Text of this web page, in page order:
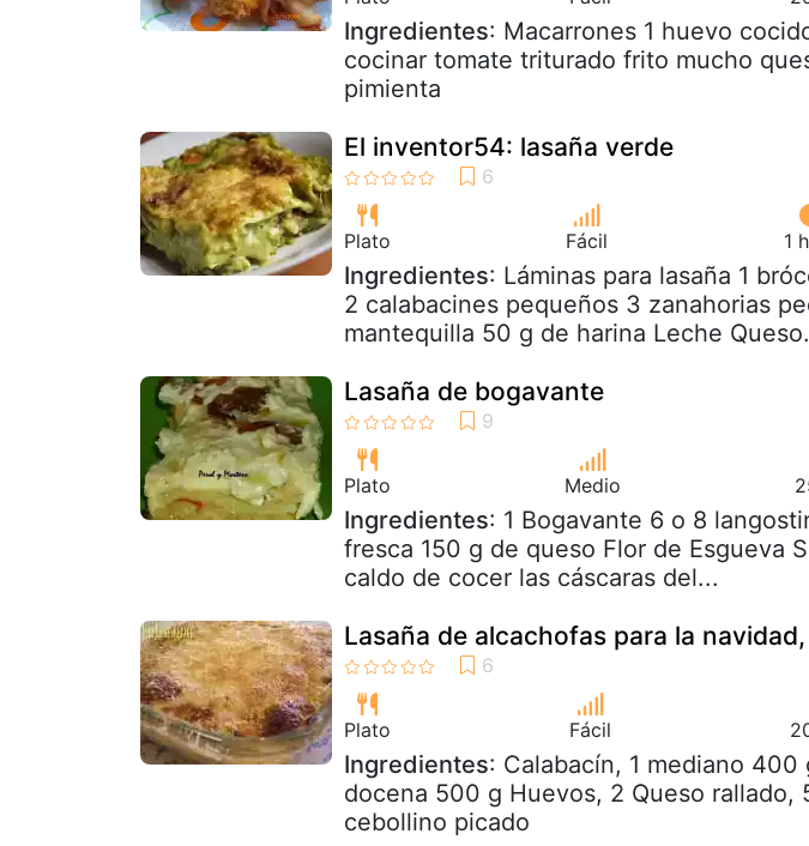
Ingredientes: Macarrones 1 huevo
cocinar tomate triturado frito mucho
pimienta
El inventor54: lasaña verde
Plato Fácil 1
Ingredientes: Láminas para lasaña 1
2 calabacines pequeños 3 zanahorias
mantequilla 50 g de harina Leche
Lasaña de bogavante
Plato Medio
Ingredientes: 1 Bogavante 6 o 8
fresca 150 g de queso Flor de Esgueva
caldo de cocer las cáscaras del...
Lasaña de alcachofas para la
Plato Fácil
Ingredientes: Calabacín, 1 mediano 400
docena 500 g Huevos, 2 Queso rallado,
cebollino picado